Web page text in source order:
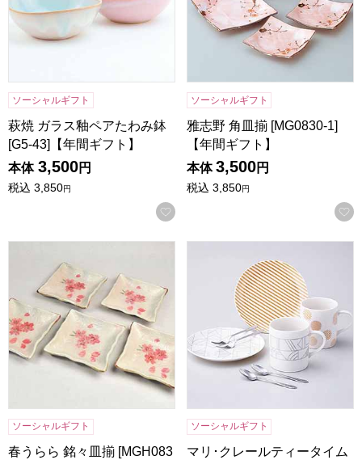
ソーシャルギフト
萩焼 ガラス釉ペアたわみ鉢
[G5-43]【年間ギフト】
本体 3,500円
税込 3,850円
お気に入りに登録する
ソーシャルギフト
雅志野 角皿揃 [MG0830-1]
【年間ギフト】
本体 3,500円
税込 3,850円
ソーシャルギフト
春うらら 銘々皿揃 [MGH083
ソーシャルギフト
マリ･クレールティータイム